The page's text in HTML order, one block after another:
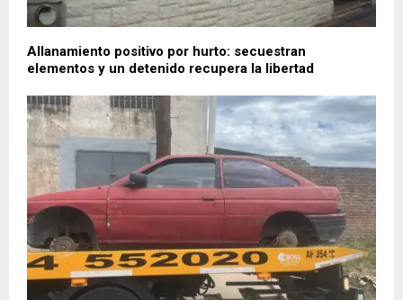
Allanamiento positivo por hurto: secuestran
elementos y un detenido recupera la libertad